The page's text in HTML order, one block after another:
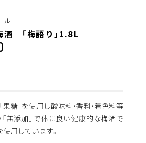
ル
「梅語り」1.8L
糖」を使用し酸味料・香料・着色料等
無添加」で体に良い健康的な梅酒で
用しています。